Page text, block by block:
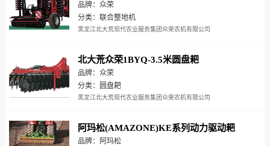
品牌：众荣
分类：联合整地机
黑龙江北大荒现代农业服务集团众荣农机有限公司
北大荒众荣1BYQ-3.5米圆盘耙
品牌：众荣
分类：圆盘耙
黑龙江北大荒现代农业服务集团众荣农机有限公司
阿玛松(AMAZONE)KE系列动力驱动耙
品牌：阿玛松